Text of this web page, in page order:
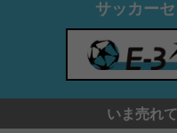
サッカー
いま売れ